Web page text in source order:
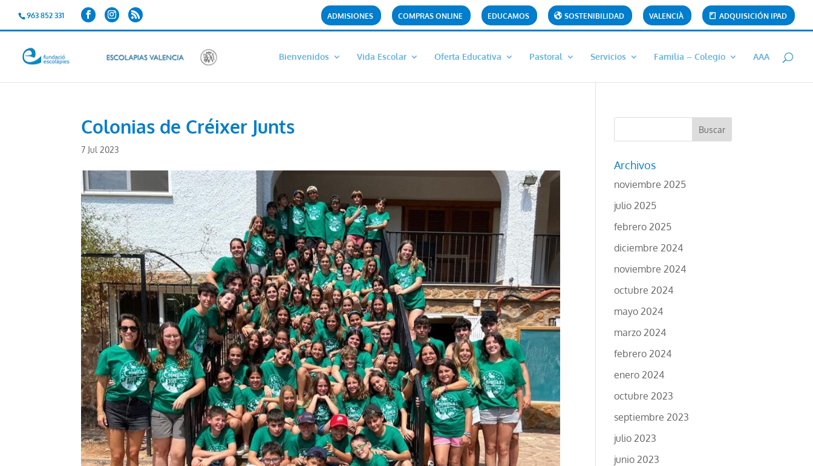
963 852 331 ADMISIONES COMPRAS ONLINE EDUCAMOS SOSTENIBILIDAD VALENCIÀ ADQUISICIÓN IPAD
Bienvenidos Vida Escolar Oferta Educativa Pastoral Servicios Familia – Colegio AAA
Colonias de Créixer Junts
7 Jul 2023
Archivos
noviembre 2025
julio 2025
febrero 2025
diciembre 2024
noviembre 2024
octubre 2024
mayo 2024
marzo 2024
febrero 2024
enero 2024
octubre 2023
septiembre 2023
julio 2023
junio 2023